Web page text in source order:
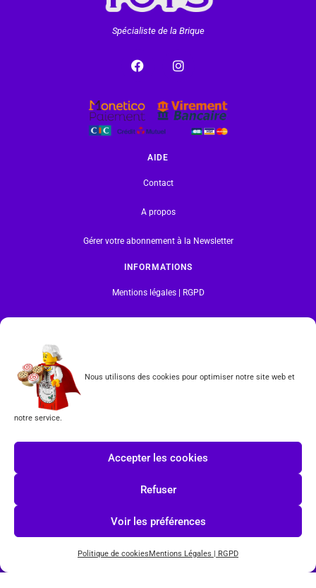
Nous utilisons des cookies pour optimiser notre site web et
notre service.
Accepter les cookies
Refuser
Voir les préférences
Politique de cookiesMentions Légales | RGPD
Spécialiste de la Brique
AIDE
Contact
A propos
Gérer votre abonnement à la Newsletter
INFORMATIONS
Mentions légales | RGPD
Tous les produits vendus sur ce site sont fabriqués par LEGO exclusivement. LEGO® est une
marque déposée par The LEGO Group. Les propriétaires des marques respectives citées sur le site
en restent les propriétaires. Tous droits réservés.
INSCRIPTION À LA NEWSLETTER
J'accepte les conditions duRGPD.